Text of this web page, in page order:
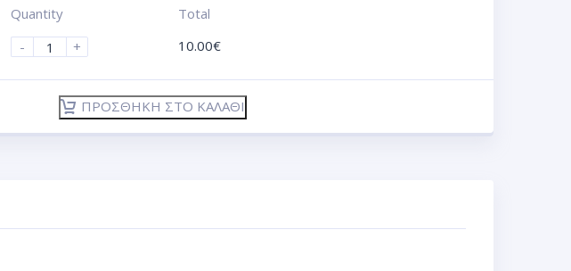
Quantity
-
+
Total
10.00€
ΠΡΟΣΘΉΚΗ ΣΤΟ ΚΑΛΆΘΙ